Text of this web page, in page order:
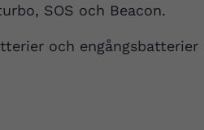
SOS och Beacon.
och engångsbatterier